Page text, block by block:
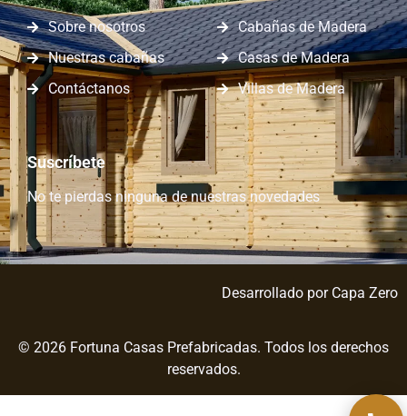
Sobre nosotros
Nuestras cabañas
Contáctanos
Cabañas de Madera
Casas de Madera
Villas de Madera
Suscríbete
No te pierdas ninguna de nuestras novedades
© 2026 Fortuna Casas Prefabricadas. Todos los derechos
reservados.
Desarrollado por Capa Zero